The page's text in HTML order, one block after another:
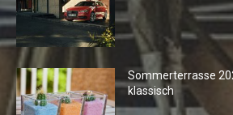
Sommerterrasse
klassisch